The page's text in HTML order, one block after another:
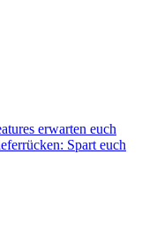
erwarten euch
Spart euch